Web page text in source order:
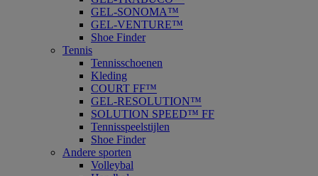
GEL-SONOMA™
GEL-VENTURE™
Shoe Finder
Tennis
Tennisschoenen
Kleding
COURT FF™
GEL-RESOLUTION™
SOLUTION SPEED™ FF
Tennisspeelstijlen
Shoe Finder
Andere sporten
Volleybal